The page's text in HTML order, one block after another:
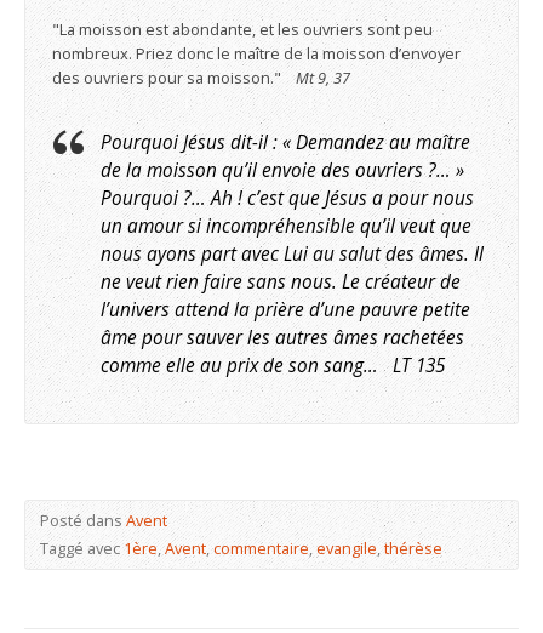
"La moisson est abondante, et les ouvriers sont peu
nombreux. Priez donc le maître de la moisson d’envoyer
des ouvriers pour sa moisson."Mt 9, 37
Pourquoi Jésus dit-il : « Demandez au maître
de la moisson qu’il envoie des ouvriers ?… »
Pourquoi ?… Ah ! c’est que Jésus a pour nous
un amour si incompréhensible qu’il veut que
nous ayons part avec Lui au salut des âmes. Il
ne veut rien faire sans nous. Le créateur de
l’univers attend la prière d’une pauvre petite
âme pour sauver les autres âmes rachetées
comme elle au prix de son sang… LT 135
Posté dansAvent
Taggé avec1ère,Avent,commentaire,evangile,thérèse